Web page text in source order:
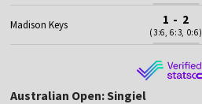
Madison Keys 1 - 2
(3:6, 6:3, 0:6)
Australian Open: Singiel